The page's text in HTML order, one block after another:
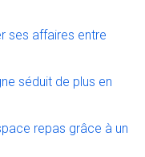
ses affaires entre
séduit de plus en
repas grâce à un